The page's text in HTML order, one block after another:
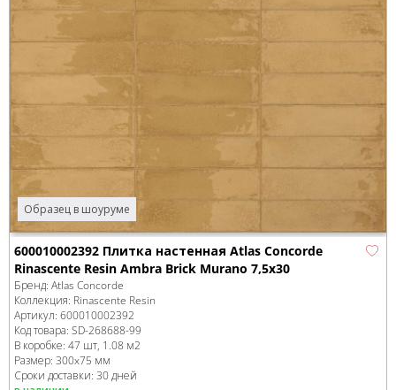
Образец в шоуруме
600010002392 Плитка настенная Atlas Concorde
Rinascente Resin Ambra Brick Murano 7,5x30
Бренд: Atlas Concorde
Коллекция: Rinascente Resin
Артикул: 600010002392
Код товара: SD-268688-99
В коробке: 47 шт, 1.08 м2
Размер: 300x75 мм
Сроки доставки: 30 дней